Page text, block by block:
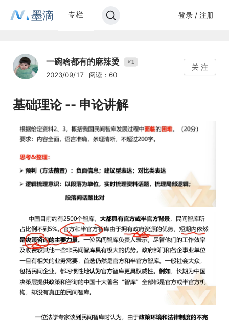
墨滴 专栏 登录 / 注册
一碗啥都有的麻辣烫 V1
2023/09/17 阅读：60
关 注
基础理论 -- 申论讲解